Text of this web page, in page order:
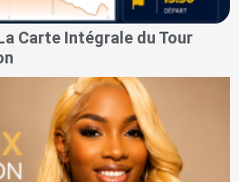
Carte Intégrale du Tour